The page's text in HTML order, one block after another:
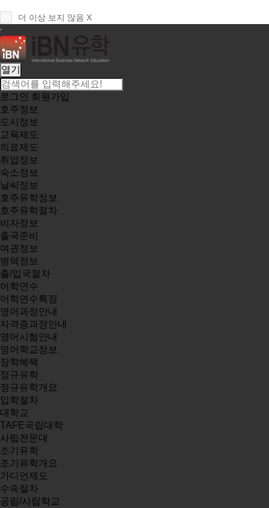
더 이상 보지 않음 X
열기
로그인
회원가입
호주정보
도시정보
교육제도
의료제도
취업정보
숙소정보
날씨정보
호주유학정보
호주유학절차
비자정보
출국준비
여권정보
병역정보
출/입국절차
어학연수
어학연수특징
영어과정안내
자격증과정안내
영어시험안내
영어학교정보
장학혜택
정규유학
정규유학개요
입학절차
대학교
TAFE국립대학
사립전문대
조기유학
조기유학개요
가디언제도
수속절차
공립/사립학교